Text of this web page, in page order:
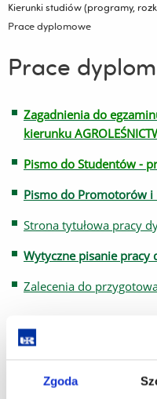
Zgoda
Kierunki studiów (programy,
Prace dyplomowe
Prace
Zagadnienia do
kierunku
Pismo do Studentów -
Pismo do Promotorów i
Strona tytułowa pracy
Wytyczne pisanie
Zalecenia do
na sztucznej inteligencji